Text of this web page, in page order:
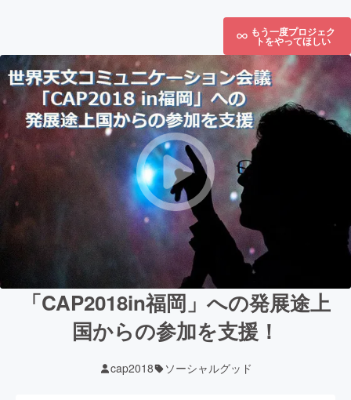
もう一度プロジェク
トをやってほしい
「CAP2018in福岡」への発展途上
国からの参加を支援！
cap2018 ソーシャルグッド